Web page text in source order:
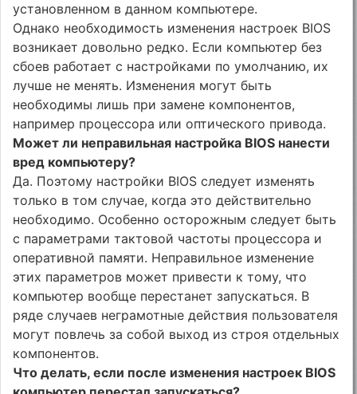
установленном в данном компьютере.
Однако необходимость изменения настроек BIOS
возникает довольно редко. Если компьютер без
сбоев работает с настройками по умолчанию, их
лучше не менять. Изменения могут быть
необходимы лишь при замене компонентов,
например процессора или оптического привода.
Может ли неправильная настройка BIOS нанести
вред компьютеру?
Да. Поэтому настройки BIOS следует изменять
только в том случае, когда это действительно
необходимо. Особенно осторожным следует быть
с параметрами тактовой частоты процессора и
оперативной памяти. Неправильное изменение
этих параметров может привести к тому, что
компьютер вообще перестанет запускаться. В
ряде случаев неграмотные дейст­вия пользователя
могут повлечь за собой выход из строя отдель­ных
компонентов.
Что делать, если после изменения настроек BIOS